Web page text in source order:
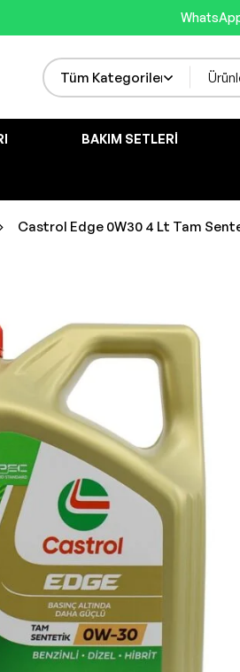
BAKIM SETLERI
Castrol Edge 0W30 4 Lt Tam